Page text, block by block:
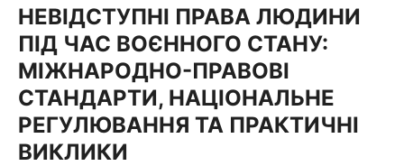
НЕВІДСТУПНІ ПРАВА ЛЮДИНИ
ПІД ЧАС ВОЄННОГО СТАНУ:
МІЖНАРОДНО-ПРАВОВІ
СТАНДАРТИ, НАЦІОНАЛЬНЕ
РЕГУЛЮВАННЯ ТА ПРАКТИЧНІ
ВИКЛИКИ